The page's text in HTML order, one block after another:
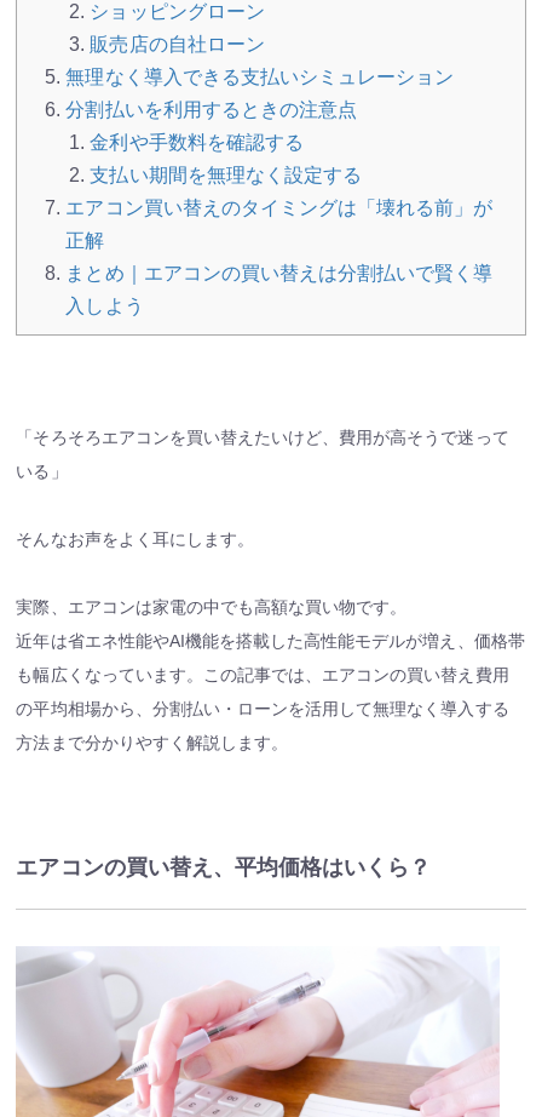
ショッピングローン
販売店の自社ローン
無理なく導入できる支払いシミュレーション
分割払いを利用するときの注意点
金利や手数料を確認する
支払い期間を無理なく設定する
エアコン買い替えのタイミングは「壊れる前」が
正解
まとめ｜エアコンの買い替えは分割払いで賢く導
入しよう
「そろそろエアコンを買い替えたいけど、費用が高そうで迷って
いる」
そんなお声をよく耳にします。
実際、エアコンは家電の中でも高額な買い物です。
近年は省エネ性能やAI機能を搭載した高性能モデルが増え、価格帯
も幅広くなっています。この記事では、エアコンの買い替え費用
の平均相場から、分割払い・ローンを活用して無理なく導入する
方法まで分かりやすく解説します。
エアコンの買い替え、平均価格はいくら？